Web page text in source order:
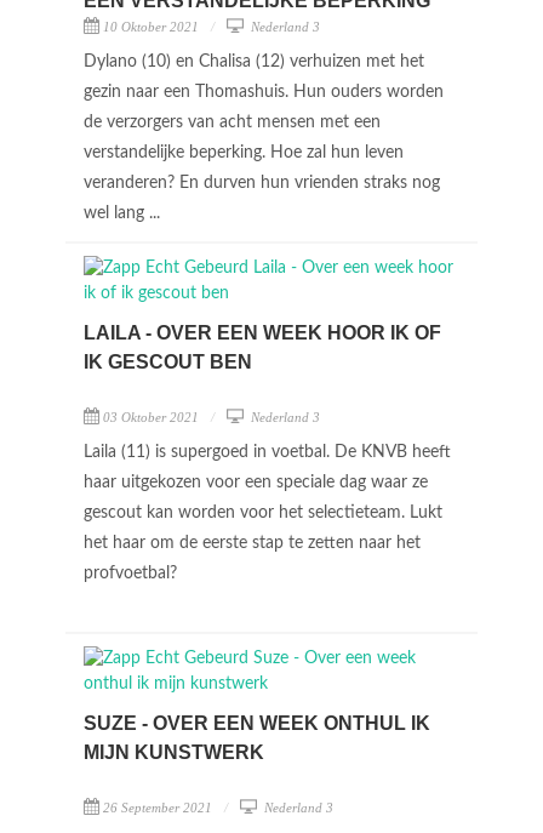
10 Oktober 2021 Nederland 3
Dylano (10) en Chalisa (12) verhuizen met het
gezin naar een Thomashuis. Hun ouders worden
de verzorgers van acht mensen met een
verstandelijke beperking. Hoe zal hun leven
veranderen? En durven hun vrienden straks nog
wel lang ...
LAILA - OVER EEN WEEK HOOR IK OF
IK GESCOUT BEN
03 Oktober 2021 Nederland 3
Laila (11) is supergoed in voetbal. De KNVB heeft
haar uitgekozen voor een speciale dag waar ze
gescout kan worden voor het selectieteam. Lukt
het haar om de eerste stap te zetten naar het
profvoetbal?
SUZE - OVER EEN WEEK ONTHUL IK
MIJN KUNSTWERK
26 September 2021 Nederland 3